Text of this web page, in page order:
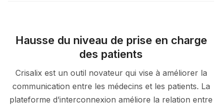
Hausse du niveau de prise en charge
des patients
Crisalix est un outil novateur qui vise à améliorer la
communication entre les médecins et les patients. La
plateforme d’interconnexion améliore la relation entre